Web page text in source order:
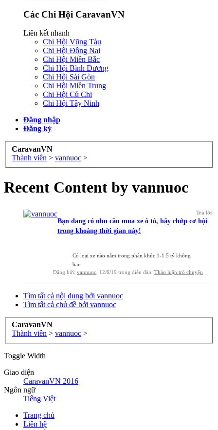
Các Chi Hội CaravanVN
Liên kết nhanh
Chi Hội Vũng Tàu
Chi Hội Đồng Nai
Chi Hội Miền Bắc
Chi Hội Bình Dương
Chi Hội Sài Gòn
Chi Hội Miền Trung
Chi Hội Củ Chi
Chi Hội Tây Ninh
Đăng nhập
Đăng ký
CaravanVN
Thành viên > vannuoc >
Recent Content by vannuoc
Trả lời
Bạn đang có nhu cầu mua xe ô tô, hãy chớp cơ hội
trong khoảng thời gian này!
Có loại xe nào nằm trong phân khúc 1-1.5 tỷ không
bạn
Đăng bởi: vannuoc 12/6/19 trong diễn đàn: Thảo luận trò chuyện
Tìm tất cả nội dung bởi vannuoc
Tìm tất cả chủ đề bởi vannuoc
CaravanVN
Thành viên > vannuoc >
Toggle Width
Giao diện
CaravanVN 2016
Ngôn ngữ
Tiếng Việt
Trang chủ
Liên hệ